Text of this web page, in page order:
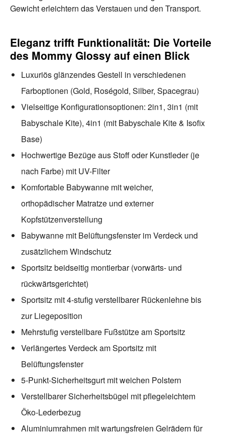
Gewicht erleichtern das Verstauen und den Transport.
Eleganz trifft Funktionalität: Die Vorteile
des Mommy Glossy auf einen Blick
Luxuriös glänzendes Gestell in verschiedenen
Farboptionen (Gold, Roségold, Silber, Spacegrau)
Vielseitige Konfigurationsoptionen: 2in1, 3in1 (mit
Babyschale Kite), 4in1 (mit Babyschale Kite & Isofix
Base)
Hochwertige Bezüge aus Stoff oder Kunstleder (je
nach Farbe) mit UV-Filter
Komfortable Babywanne mit weicher,
orthopädischer Matratze und externer
Kopfstützenverstellung
Babywanne mit Belüftungsfenster im Verdeck und
zusätzlichem Windschutz
Sportsitz beidseitig montierbar (vorwärts- und
rückwärtsgerichtet)
Sportsitz mit 4-stufig verstellbarer Rückenlehne bis
zur Liegeposition
Mehrstufig verstellbare Fußstütze am Sportsitz
Verlängertes Verdeck am Sportsitz mit
Belüftungsfenster
5-Punkt-Sicherheitsgurt mit weichen Polstern
Verstellbarer Sicherheitsbügel mit pflegeleichtem
Öko-Lederbezug
Aluminiumrahmen mit wartungsfreien Gelrädern für